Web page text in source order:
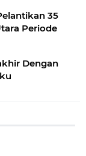
35
Periode
Dengan